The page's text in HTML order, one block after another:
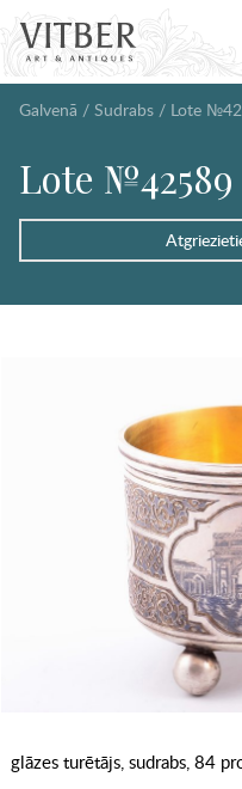
Galvenā / Sudrabs / Lote
Lote №42589
glāzes turētājs, sudrabs, 84